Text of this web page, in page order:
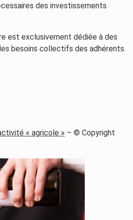
des investissements
est exclusivement dédiée à des
besoins collectifs des adhérents
« agricole » – © Copyright